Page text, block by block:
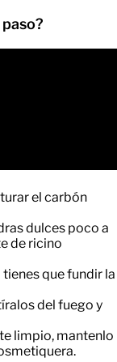
el carbón
dulces poco a
de ricino
tienes que fundir la
del fuego y
limpio, mantenlo